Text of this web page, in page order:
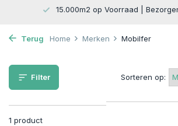
15.000m2 op Voorraad |
Terug Home Merken Mobilfer
Filter
1 product
Sorteren op: